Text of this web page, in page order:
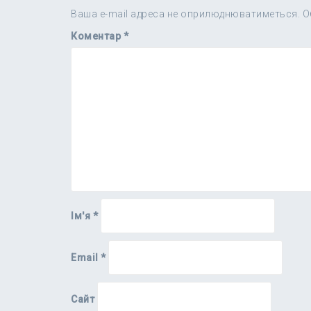
Ваша e-mail адреса не оприлюднюватиметься.
Коментар *
Ім'я *
Email *
Сайт